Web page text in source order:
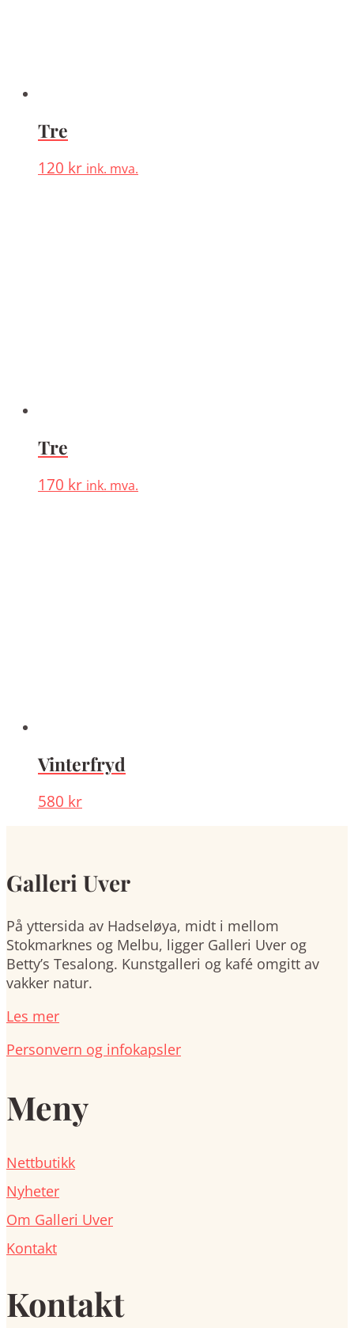
Tre
120 kr ink. mva.
Tre
170 kr ink. mva.
Vinterfryd
580 kr
Galleri Uver
På yttersida av Hadseløya, midt i mellom
Stokmarknes og Melbu, ligger Galleri Uver og
Betty’s Tesalong. Kunstgalleri og kafé omgitt av
vakker natur.
Les mer
Personvern og infokapsler
Meny
Nettbutikk
Nyheter
Om Galleri Uver
Kontakt
Kontakt